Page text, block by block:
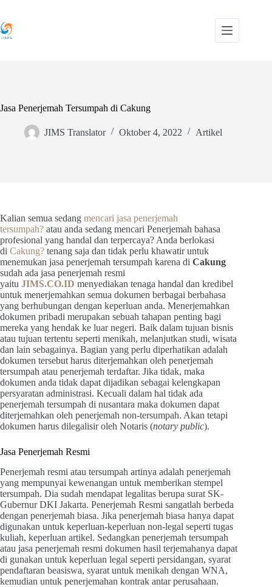
content
Jasa Penerjemah Tersumpah di Cakung
JIMS Translator Oktober 4, 2022 Artikel
Kalian semua sedang mencari jasa penerjemah
tersumpah? atau anda sedang mencari Penerjemah bahasa
profesional yang handal dan terpercaya? Anda berlokasi
di Cakung? tenang saja dan tidak perlu khawatir untuk
menemukan jasa penerjemah tersumpah karena di Cakung
sudah ada jasa penerjemah resmi
yaitu JIMS.CO.ID menyediakan tenaga handal dan kredibel
untuk menerjemahkan semua dokumen berbagai berbahasa
yang berhubungan dengan keperluan anda. Menerjemahkan
dokumen pribadi merupakan sebuah tahapan penting bagi
mereka yang hendak ke luar negeri. Baik dalam tujuan bisnis
atau tujuan tertentu seperti menikah, melanjutkan studi, wisata
dan lain sebagainya. Bagian yang perlu diperhatikan adalah
dokumen tersebut harus diterjemahkan oleh penerjemah
tersumpah atau penerjemah terdaftar. Jika tidak, maka
dokumen anda tidak dapat dijadikan sebagai kelengkapan
persyaratan administrasi. Kecuali dalam hal tidak ada
penerjemah tersumpah di nusantara maka dokumen dapat
diterjemahkan oleh penerjemah non-tersumpah. Akan tetapi
dokumen harus dilegalisir oleh Notaris (notary public).
Jasa Penerjemah Resmi
Penerjemah resmi atau tersumpah artinya adalah penerjemah
yang mempunyai kewenangan untuk memberikan stempel
tersumpah. Dia sudah mendapat legalitas berupa surat SK-
Gubernur DKI Jakarta. Penerjemah Resmi sangatlah berbeda
dengan penerjemah biasa. Jika penerjemah biasa hanya dapat
digunakan untuk keperluan-keperluan non-legal seperti tugas
kuliah, keperluan artikel. Sedangkan penerjemah tersumpah
atau jasa penerjemah resmi dokumen hasil terjemahanya dapat
di gunakan untuk keperluan legal seperti persidangan, syarat
pendaftaran beasiswa, syarat untuk menikah dengan WNA,
kemudian untuk penerjemahan kontrak antar perusahaan.